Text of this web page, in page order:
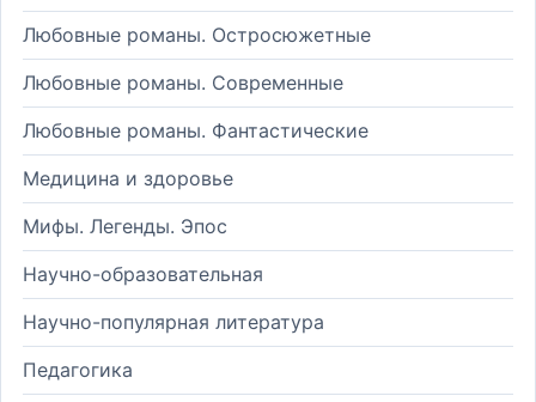
Любовные романы. Остросюжетные
Любовные романы. Современные
Любовные романы. Фантастические
Медицина и здоровье
Мифы. Легенды. Эпос
Научно-образовательная
Научно-популярная литература
Педагогика